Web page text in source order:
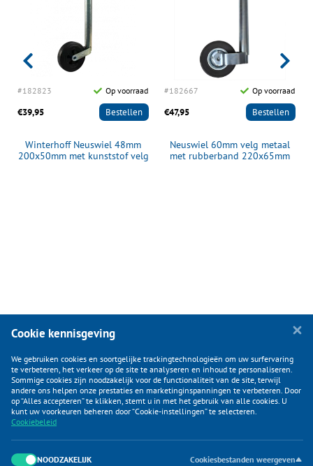
#182823 Op voorraad
€39,95 Bestellen
Winterhoff Neuswiel 48mm
200x50mm met kunststof velg
#182667 Op voorraad
€47,95 Bestellen
Neuswiel 60mm velg metaal
met rubberband 220x65mm
KLANTENSERVICE
CATEGORIEËN
DUIJVELAAR E-COMMERCE
Cookie kennisgeving
We gebruiken cookies en soortgelijke trackingtechnologieën om uw surfervaring
te verbeteren, het verkeer op de site te analyseren en inhoud te personaliseren.
Sommige cookies zijn noodzakelijk voor de functionaliteit van de site, terwijl
andere ons helpen onze prestaties en marketinginspanningen te verbeteren. Door
op “Alles accepteren” te klikken, stemt u in met het gebruik van alle cookies. U
kunt uw voorkeuren beheren door “Cookie-instellingen” te selecteren.
Cookiebeleid
NOODZAKELIJK
Cookiesbestanden weergeven